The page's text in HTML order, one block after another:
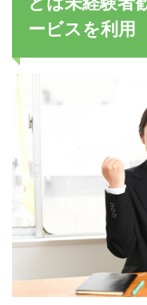
ービスを利用